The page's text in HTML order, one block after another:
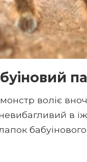
воліє
в